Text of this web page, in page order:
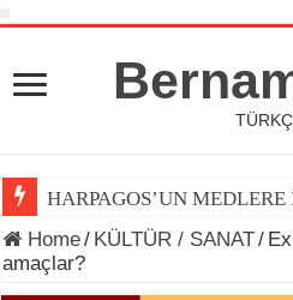
HARPAGOS’UN
Home/ KÜLTÜR / SANAT/
amaçlar?